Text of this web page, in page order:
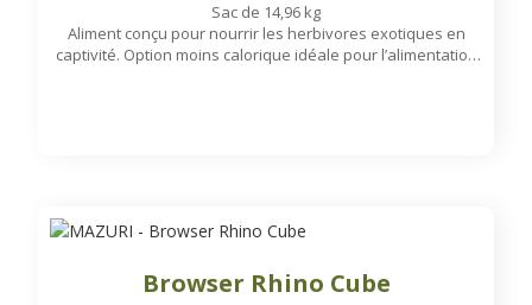
Sac de 14,96 kg
Aliment conçu pour nourrir les herbivores exotiques en
captivité. Option moins calorique idéale pour l’alimentation
Browser Rhino Cube